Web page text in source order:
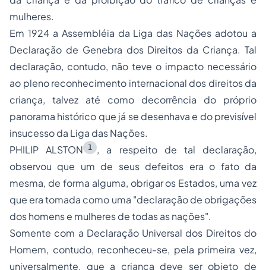
mulheres.
Em 1924 a Assembléia da Liga das Nações adotou a
Declaração de Genebra dos Direitos da Criança. Tal
declaração, contudo, não teve o impacto necessário
ao pleno reconhecimento internacional dos direitos da
criança, talvez até como decorrência do próprio
panorama histórico que já se desenhava e do previsível
insucesso da Liga das Nações.
PHILIP ALSTON
1
, a respeito de tal declaração,
observou que um de seus defeitos era o fato da
mesma, de forma alguma, obrigar os Estados, uma vez
que era tomada como uma "declaração de obrigações
dos homens e mulheres de todas as nações".
Somente com a Declaração Universal dos Direitos do
Homem, contudo, reconheceu-se, pela primeira vez,
universalmente, que a criança deve ser objeto de